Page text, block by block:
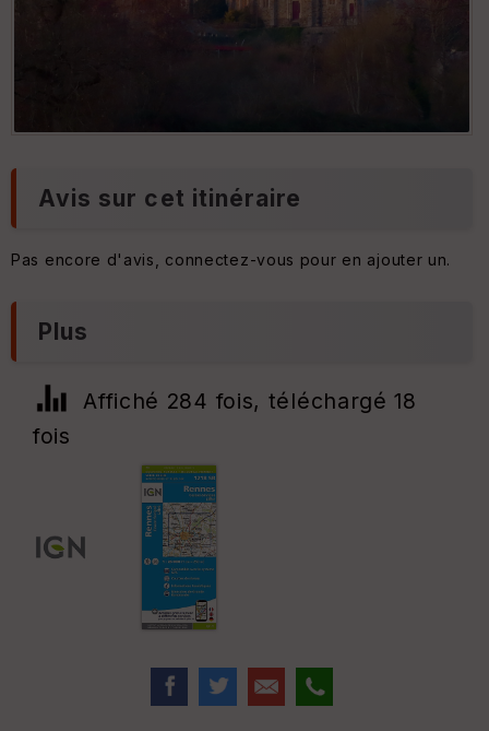
Avis sur cet itinéraire
Pas encore d'avis, connectez-vous pour en ajouter un.
Plus
Affiché 284 fois, téléchargé 18
fois